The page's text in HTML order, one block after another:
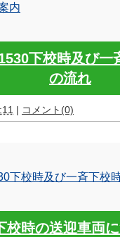
内
下校時及び一
の流れ
| コメント(0)
下校時及び一斉下校
校時の送迎車両